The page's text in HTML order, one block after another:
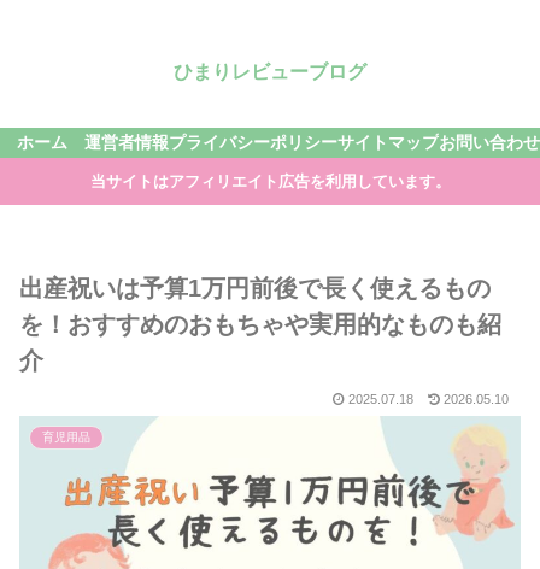
ひまりレビューブログ
ホーム 運営者情報プライバシーポリシーサイトマップお問い合わせ
当サイトはアフィリエイト広告を利用しています。
出産祝いは予算1万円前後で長く使えるもの
を！おすすめのおもちゃや実用的なものも紹
介
2025.07.18 2026.05.10
育児用品